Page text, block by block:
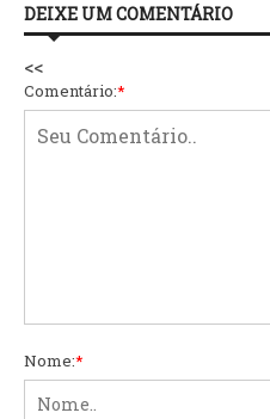
DEIXE UM COMENTÁRIO
<<
Comentário:*
Nome:*